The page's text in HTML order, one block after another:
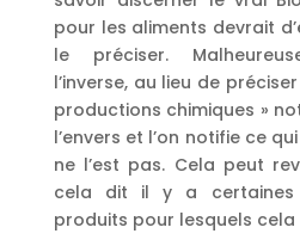
pour les aliments devrait
le préciser.
l’inverse, au lieu de
productions chimiques »
l’envers et l’on notifie ce
ne l’est pas. Cela peut
cela dit il y a certaines
produits pour lesquels cela